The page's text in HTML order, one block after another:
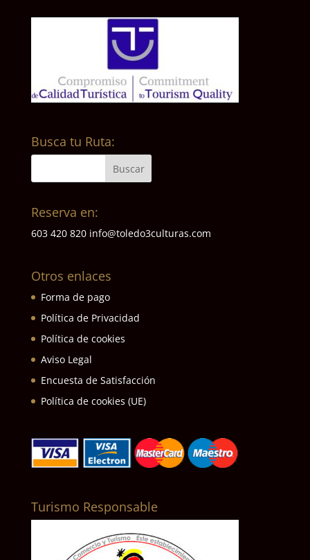
Busca tu Ruta:
Reserva en:
603 420 820 info@toledo3culturas.com
Otros enlaces
Forma de pago
Política de Privacidad
Política de cookies
Aviso Legal
Encuesta de Satisfacción
Política de cookies (UE)
Turismo Responsable